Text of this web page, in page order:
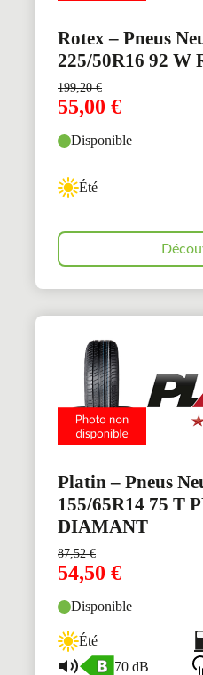
Rotex – Pneus
225/50R16 92 W
199,20€
55,00 €
Disponible
Été
Platin – Pneus
155/65R14 75 T
DIAMANT
87,52€
54,50 €
Disponible
Été
70 dB